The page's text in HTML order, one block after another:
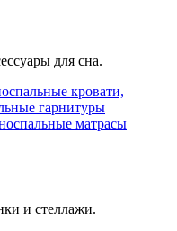
для сна.
кровати,
гарнитуры
матрасы
и стеллажи.